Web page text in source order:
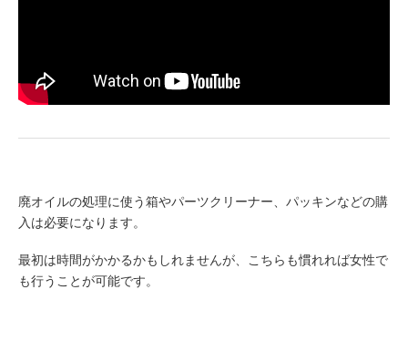
廃オイルの処理に使う箱やパーツクリーナー、パッキンなどの購
入は必要になります。
最初は時間がかかるかもしれませんが、こちらも慣れれば女性で
も行うことが可能です。